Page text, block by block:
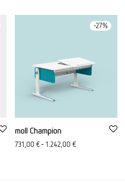
179,00 €
161,00 €.
-27%
moll Champion
731,00 €- 1.242,00 €